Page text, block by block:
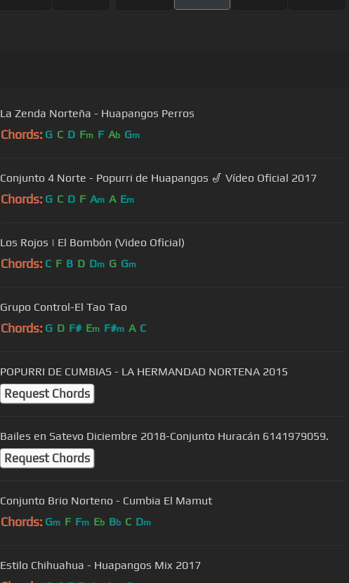
La Zenda Norteña - Huapangos Perros
Chords: G C D Fm F Ab Gm
Conjunto 4 Norte - Popurri de Huapangos 🎷 Vídeo Oficial 2017
Chords: G C D F Am A Em
Los Rojos | El Bombón (Video Oficial)
Chords: C F B D Dm G Gm
Grupo Control-El Tao Tao
Chords: G D F# Em F#m A C
POPURRI DE CUMBIAS - LA HERMANDAD NORTENA 2015
Request Chords
Bailes en Satevo Diciembre 2018-Conjunto Huracán 6141979059.
Request Chords
Conjunto Brio Norteno - Cumbia El Mamut
Chords: Gm F Fm Eb Bb C Dm
Estilo Chihuahua - Huapangos Mix 2017